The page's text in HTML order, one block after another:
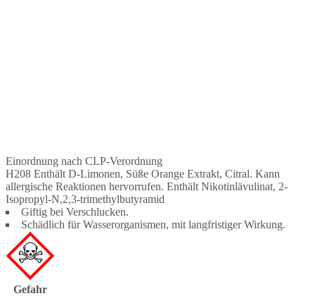
Einordnung nach CLP-Verordnung
H208 Enthält D-Limonen, Süße Orange Extrakt, Citral. Kann
allergische Reaktionen hervorrufen. Enthält Nikotinlävulinat, 2-
Isopropyl-N,2,3-trimethylbutyramid
Giftig bei Verschlucken.
Schädlich für Wasserorganismen, mit langfristiger Wirkung.
Gefahr